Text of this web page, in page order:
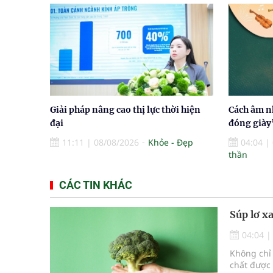
Giải pháp nâng cao thị lực thời hiện
đại
11:11 | 08/08/2026 Khỏe - Đẹp
Cách âm
đóng
04:04 |
thần
CÁC TIN KHÁC
Súp lơ
04:04 |
Không
chất